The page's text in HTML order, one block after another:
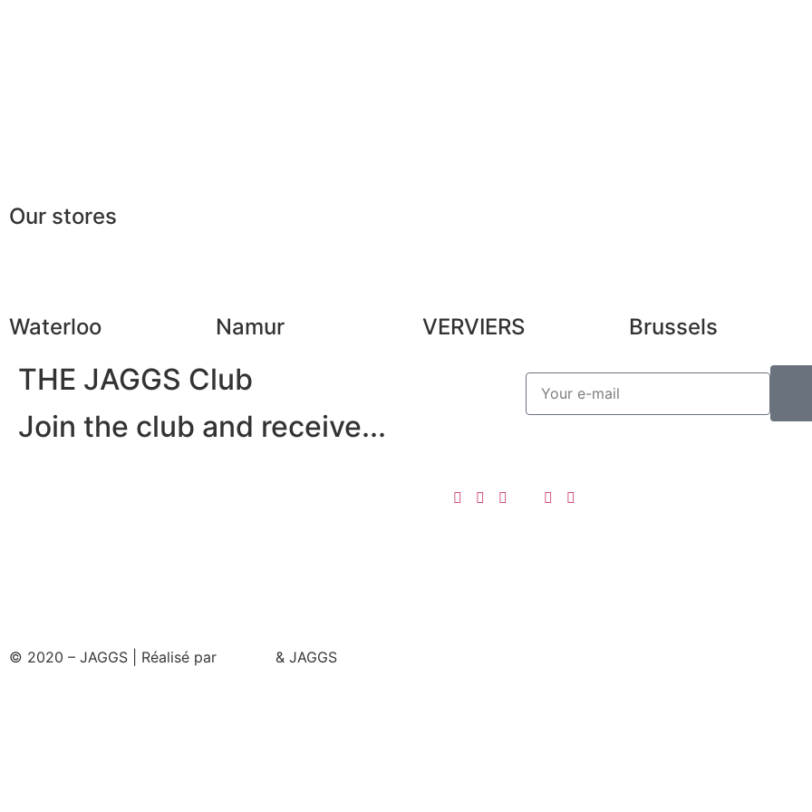
Our stores
Waterloo Namur VERVIERS Brussels
THE JAGGS Club
Join the club and receive...
© 2020 – JAGGS | Réalisé par & JAGGS